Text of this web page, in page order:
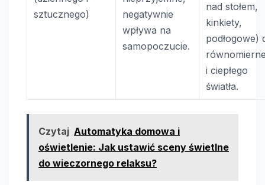
sztucznego)
negatywnie
wpływa na
samopoczucie.
nad stołem,
kinkiety,
podłogowe)
i ciepłego
światła.
Czytaj Automatyka domowa i
oświetlenie: Jak ustawić sceny świetlne
do wieczornego relaksu?